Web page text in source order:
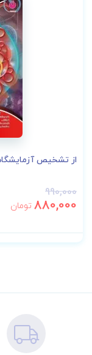
از تشخیص
990,000
880,000 تومان